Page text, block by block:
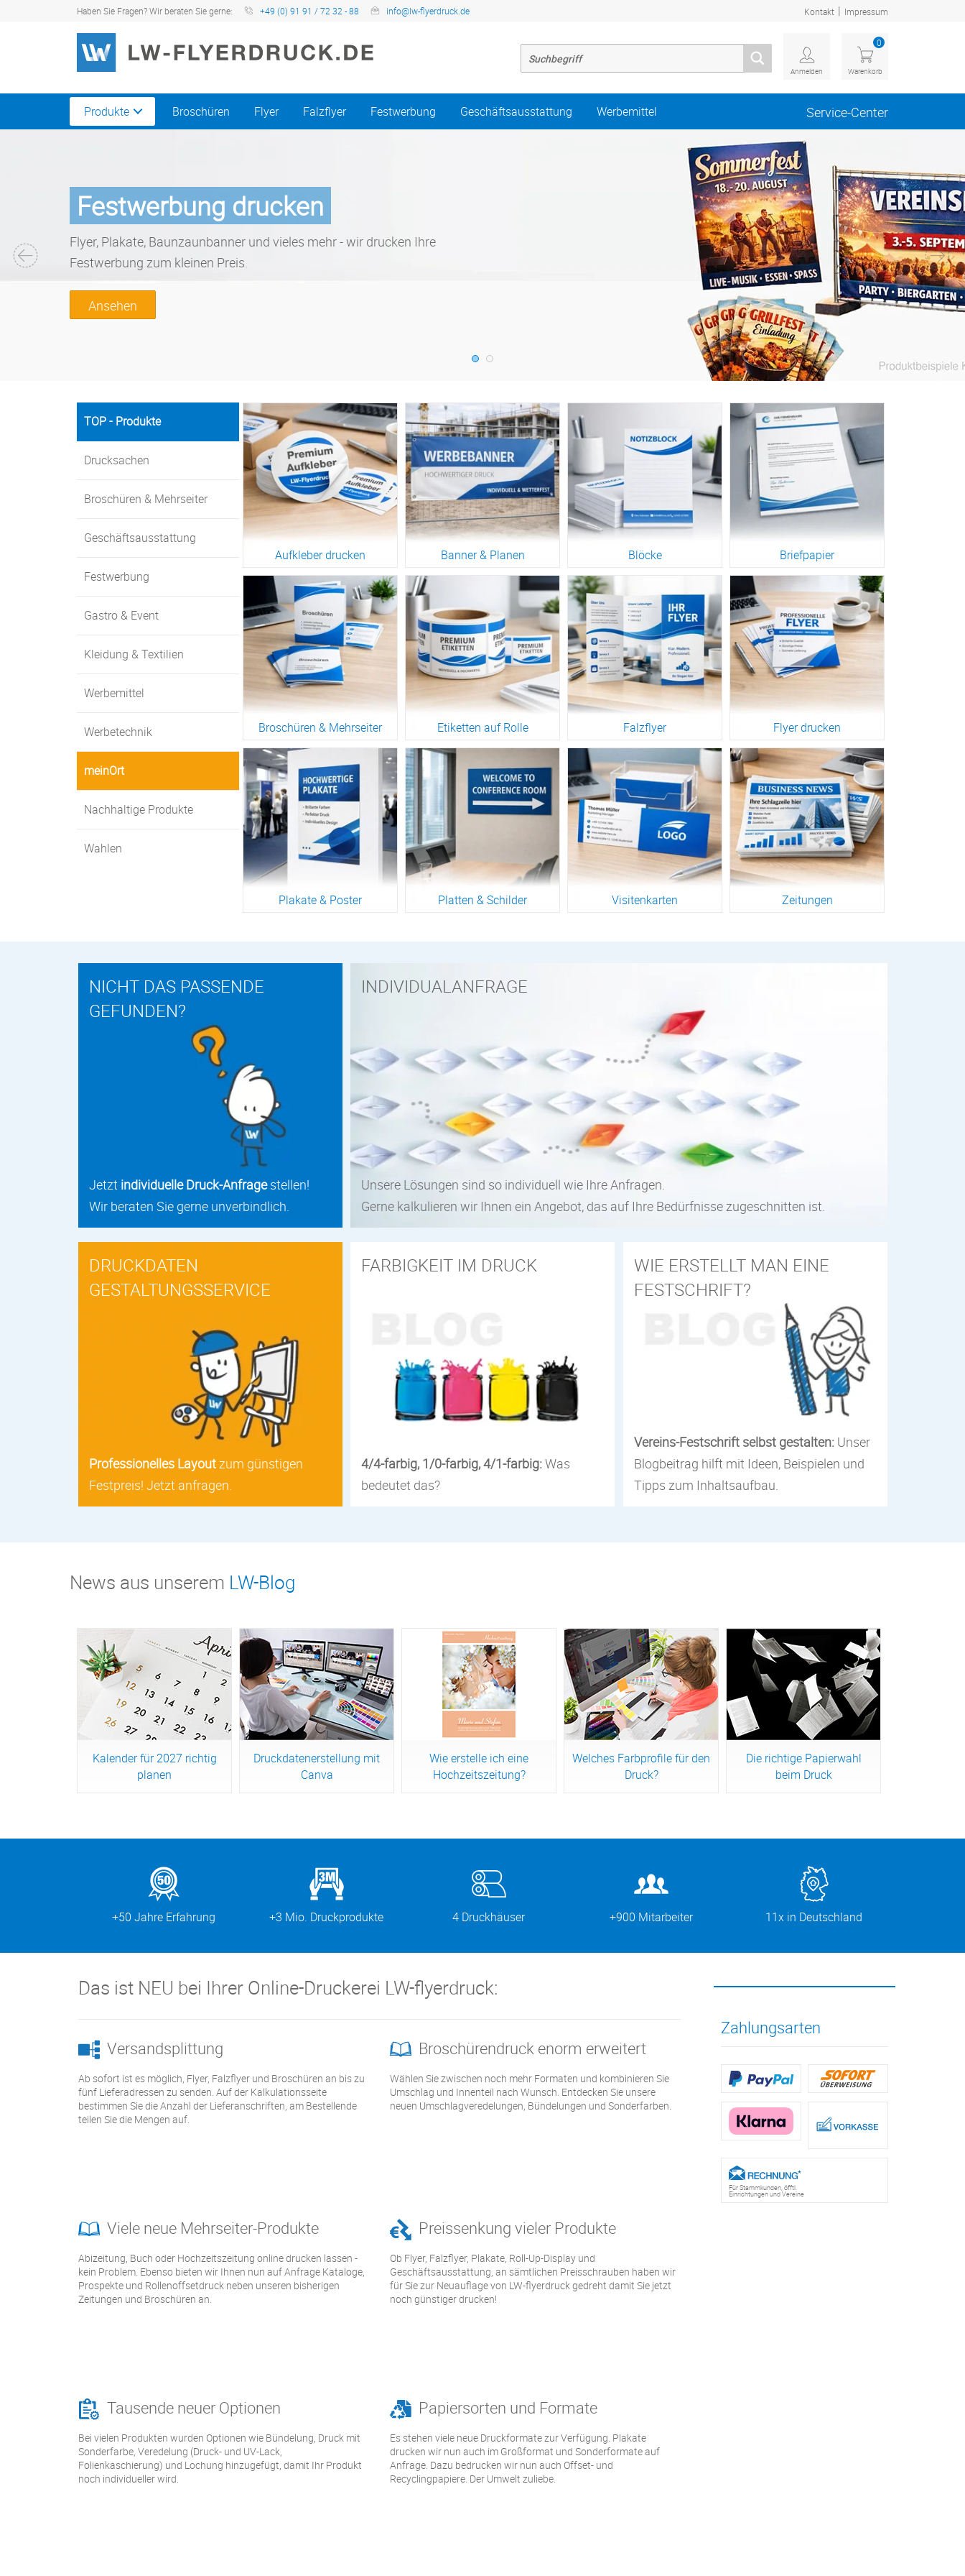
Haben Sie Fragen? Wir beraten Sie gerne: +49 (0) 91 91 / 72 32 - 88 info@lw-flyerdruck.de Kontakt | Impressum
Anmelden
0
Warenkorb
Produkte Broschüren Flyer Falzflyer Festwerbung Geschäftsausstattung Werbemittel Service-Center
Festwerbung drucken
Flyer, Plakate, Baunzaunbanner und vieles mehr - wir drucken Ihre
Festwerbung zum kleinen Preis.
Ansehen
TOP - Produkte
Drucksachen
Broschüren & Mehrseiter
Geschäftsausstattung
Festwerbung
Gastro & Event
Kleidung & Textilien
Werbemittel
Werbetechnik
meinOrt
Nachhaltige Produkte
Wahlen
Aufkleber drucken
Zur Warengruppe
Banner & Planen
Zur Warengruppe
Blöcke
Zur Warengruppe
Briefpapier
Zur Warengruppe
Broschüren & Mehrseiter
Zur Warengruppe
Etiketten auf Rolle
Zur Warengruppe
Falzflyer
Zur Warengruppe
Flyer drucken
Zur Warengruppe
Plakate & Poster Platten & Schilder Visitenkarten Zeitungen
NICHT DAS PASSENDE
GEFUNDEN?
Jetzt individuelle Druck-Anfragestellen!
Wir beraten Sie gerne unverbindlich.
INDIVIDUALANFRAGE
Unsere Lösungen sind so individuell wie Ihre Anfragen.
Gerne kalkulieren wir Ihnen ein Angebot, das auf Ihre Bedürfnisse zugeschnitten ist.
DRUCKDATEN
GESTALTUNGSSERVICE
Professionelles Layoutzum günstigen
Festpreis! Jetzt anfragen.
FARBIGKEIT IM DRUCK
4/4-farbig, 1/0-farbig, 4/1-farbig:Was
bedeutet das?
WIE ERSTELLT MAN EINE
FESTSCHRIFT?
Vereins-Festschrift selbst gestalten:Unser
Blogbeitrag hilft mit Ideen, Beispielen und
Tipps zum Inhaltsaufbau.
News aus unserem LW-Blog
Kalender für 2027 richtig
planen
Druckdatenerstellung mit
Canva
Wie erstelle ich eine
Hochzeitszeitung?
Welches Farbprofile für den
Druck?
Die richtige Papierwahl
beim Druck
+50 Jahre Erfahrung +3 Mio. Druckprodukte 4 Druckhäuser +900 Mitarbeiter 11x in Deutschland
Das ist NEU bei Ihrer Online-Druckerei LW-flyerdruck:
Versandsplittung
Ab sofort ist es möglich, Flyer, Falzflyer und Broschüren an bis zu
fünf Lieferadressen zu senden. Auf der Kalkulationsseite
bestimmen Sie die Anzahl der Lieferanschriften, am Bestellende
teilen Sie die Mengen auf.
Broschürendruck enorm erweitert
Wählen Sie zwischen noch mehr Formaten und kombinieren Sie
Umschlag und Innenteil nach Wunsch. Entdecken Sie unsere
neuen Umschlagveredelungen, Bündelungen und Sonderfarben.
Viele neue Mehrseiter-Produkte
Abizeitung, Buch oder Hochzeitszeitung online drucken lassen -
kein Problem. Ebenso bieten wir Ihnen nun auf Anfrage Kataloge,
Prospekte und Rollenoffsetdruck neben unseren bisherigen
Zeitungen und Broschüren an.
Preissenkung vieler Produkte
Ob Flyer, Falzflyer, Plakate, Roll-Up-Display und
Geschäftsausstattung, an sämtlichen Preisschrauben haben wir
für Sie zur Neuauflage von LW-flyerdruck gedreht damit Sie jetzt
noch günstiger drucken!
Tausende neuer Optionen
Bei vielen Produkten wurden Optionen wie Bündelung, Druck mit
Sonderfarbe, Veredelung (Druck- und UV-Lack,
Folienkaschierung) und Lochung hinzugefügt, damit Ihr Produkt
noch individueller wird.
Papiersorten und Formate
Es stehen viele neue Druckformate zur Verfügung. Plakate
drucken wir nun auch im Großformat und Sonderformate auf
Anfrage. Dazu bedrucken wir nun auch Offset- und
Recyclingpapiere. Der Umwelt zuliebe.
Zahlungsarten
Für Stammkunden, öfftl.
Einrichtungen und Vereine